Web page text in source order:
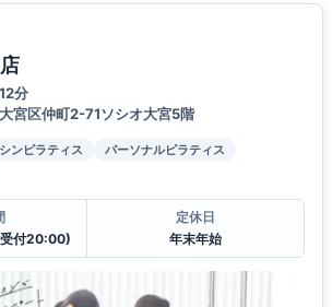
分
宮区仲町2-71ソシオ大宮5階
ンピラティス
パーソナルピラティス
付20:00)
定休日
年末年始